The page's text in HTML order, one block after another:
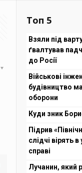
Топ 5
Взяли під
ґвалтував
до Росії
Військові
будівництво
оборони
Куди зник
Підрив
слідчі вірять
справі
Лучанин, який